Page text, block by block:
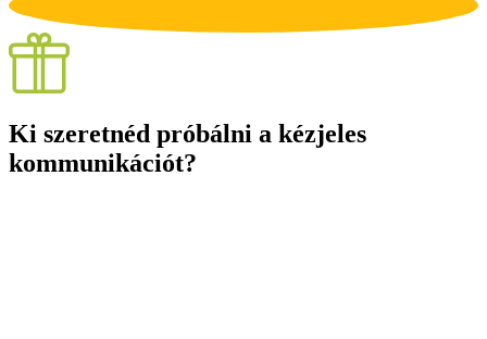
Ki szeretnéd próbálni a kézjeles
kommunikációt?